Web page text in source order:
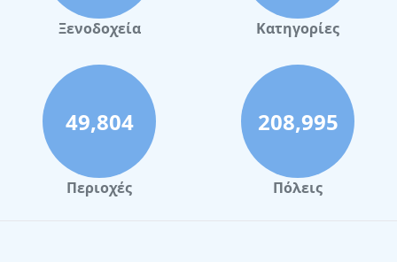
Ξενοδοχεία Κατηγορίες
49,804
Περιοχές
208,995
Πόλεις